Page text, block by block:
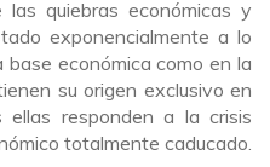
quiebras económicas y
exponencialmente a lo
económica como en la
su origen exclusivo en
responden a la crisis
totalmente caducado.